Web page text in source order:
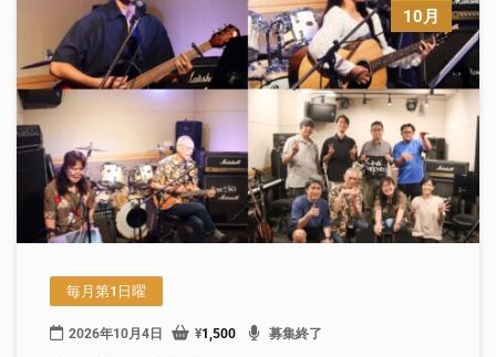
10月
毎月第1日曜
2026年10月4日 ¥1,500 募集終了